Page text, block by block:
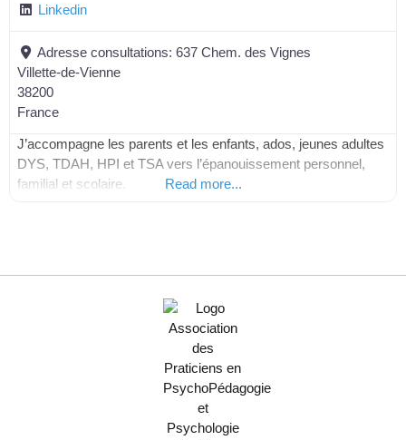
Linkedin
Adresse consultations: 637 Chem. des Vignes
Villette-de-Vienne
38200
France
J’accompagne les parents et les enfants, ados, jeunes adultes
DYS, TDAH, HPI et TSA vers l’épanouissement personnel,
familial et scolaire.
Read more...